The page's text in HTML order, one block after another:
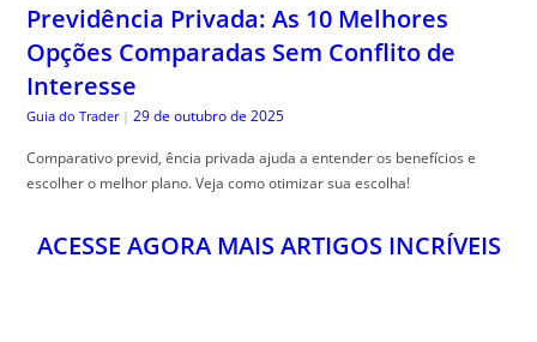
Previdência Privada: As 10 Melhores
Opções Comparadas Sem Conflito de
Interesse
Guia do Trader | 29 de outubro de 2025
Comparativo previd, ência privada ajuda a entender os benefícios e
escolher o melhor plano. Veja como otimizar sua escolha!
ACESSE AGORA MAIS ARTIGOS INCRÍVEIS